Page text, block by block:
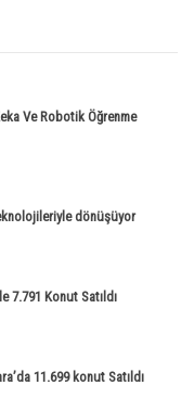
Ve Robotik Öğrenme
dönüşüyor
7.791 Konut Satıldı
11.699 konut Satıldı